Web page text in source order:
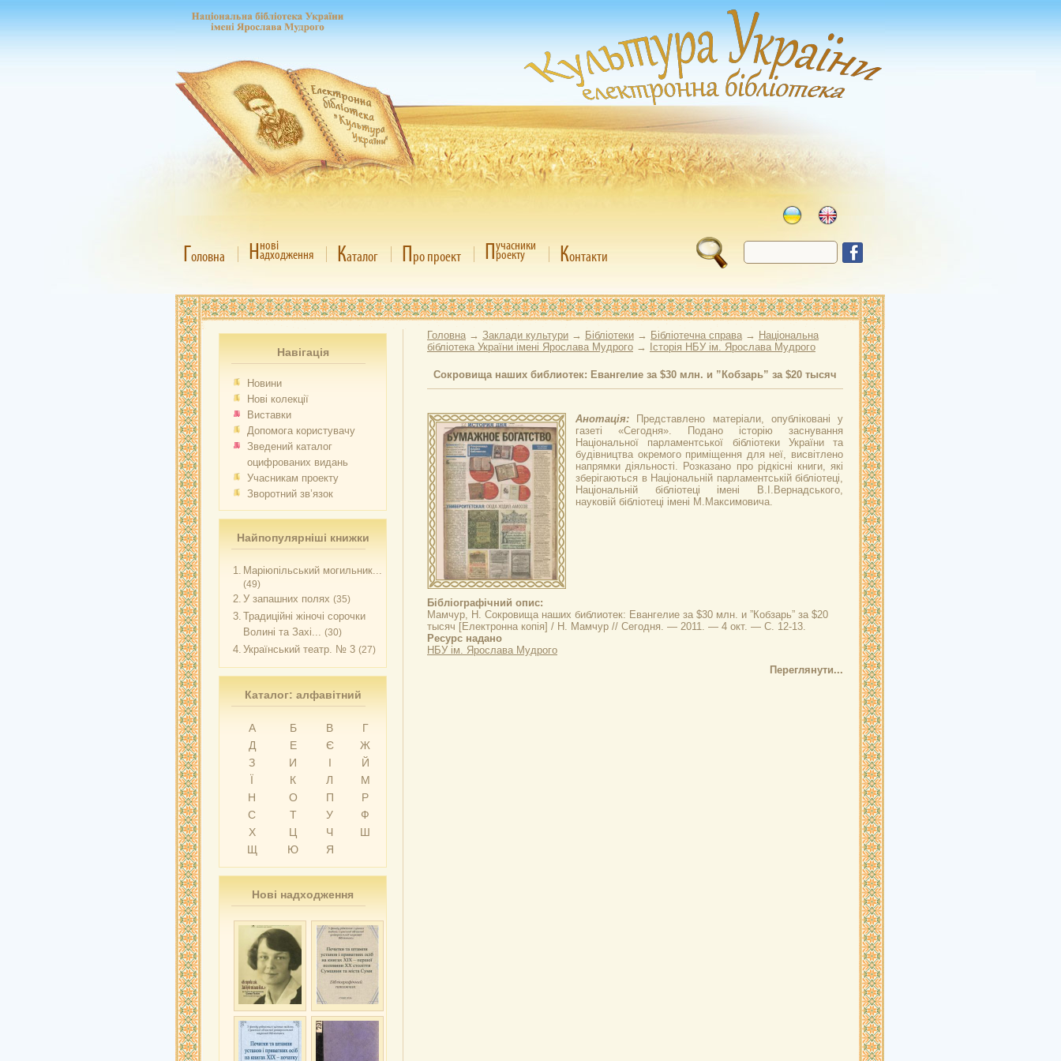
Головна Ннові
адходження Каталог Про проект Пучасники
роекту Контакти
Навігація
Новини
Нові колекції
Виставки
Допомога користувачу
Зведений каталог
оцифрованих видань
Учасникам проекту
Зворотний зв’язок
Найпопулярніші книжки
1. Маріюпільський могильник...
(49)
2. У запашних полях (35)
3. Традиційні жіночі сорочки
Волині та Захі... (30)
4. Український театр. № 3 (27)
Каталог: алфавітний
А Б В
Г
Д
Е Є
Ж
З
И І
Й
Ї
К Л
М
Н
О П
Р
С
Т У
Ф
Х
Ц Ч
Ш
Щ
Ю Я
Нові надходження
Головна → Заклади культури → Бібліотеки → Бібліотечна справа → Національна
бібліотека України імені Ярослава Мудрого → Історія НБУ ім. Ярослава Мудрого
Сокровища наших библиотек: Евангелие за $30 млн. и ”Кобзарь” за $20 тысяч
Анотація:
Представлено матеріали, опубліковані у
газеті «Сегодня». Подано історію заснування
Національної парламентської бібліотеки України та
будівництва окремого приміщення для неї, висвітлено
напрямки діяльності. Розказано про рідкісні книги, які
зберігаються в Національній парламентській бібліотеці,
Національній бібліотеці імені В.І.Вернадського,
науковій бібліотеці імені М.Максимовича.
Бібліографічний опис:
Мамчур, Н. Сокровища наших библиотек: Евангелие за $30 млн. и ”Кобзарь” за $20
тысяч [Електронна копія] / Н. Мамчур // Сегодня. — 2011. — 4 окт. — С. 12-13.
Ресурс надано
НБУ ім. Ярослава Мудрого
Переглянути...